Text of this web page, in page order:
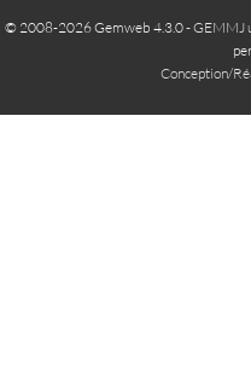
© 2008-2026 Gemweb 4.3.0- GEMMJ
Conception/